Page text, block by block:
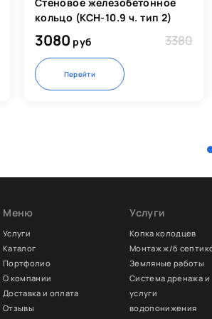
Стеновое железобетонное
кольцо (КСН-10.9 ч. тип 2)
3080 руб 3380
Перейти
Меню
Услуги
Каталог
Портфолио
О компании
Доставка и оплата
Отзывы
Услуги
Копка колодцев
Монтаж ж/б
Земляные работы
Система дренажа и
услуги
водопонижения